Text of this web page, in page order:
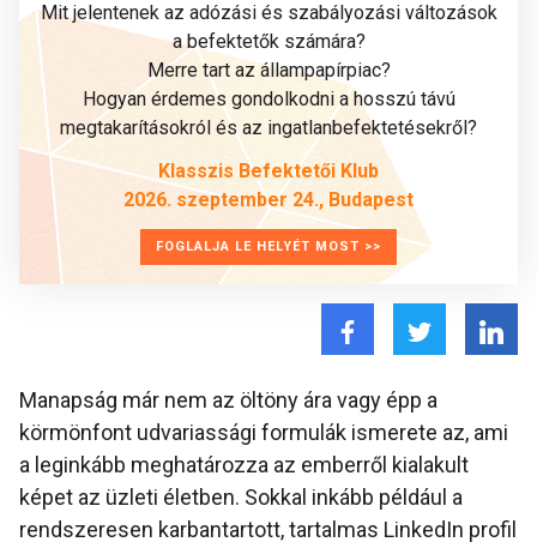
Mit jelentenek az adózási és szabályozási változások
a befektetők számára?
Merre tart az állampapírpiac?
Hogyan érdemes gondolkodni a hosszú távú
megtakarításokról és az ingatlanbefektetésekről?
Klasszis Befektetői Klub
2026. szeptember 24., Budapest
FOGLALJA LE HELYÉT MOST >>
Manapság már nem az öltöny ára vagy épp a
körmönfont udvariassági formulák ismerete az, ami
a leginkább meghatározza az emberről kialakult
képet az üzleti életben. Sokkal inkább például a
rendszeresen karbantartott, tartalmas LinkedIn profil